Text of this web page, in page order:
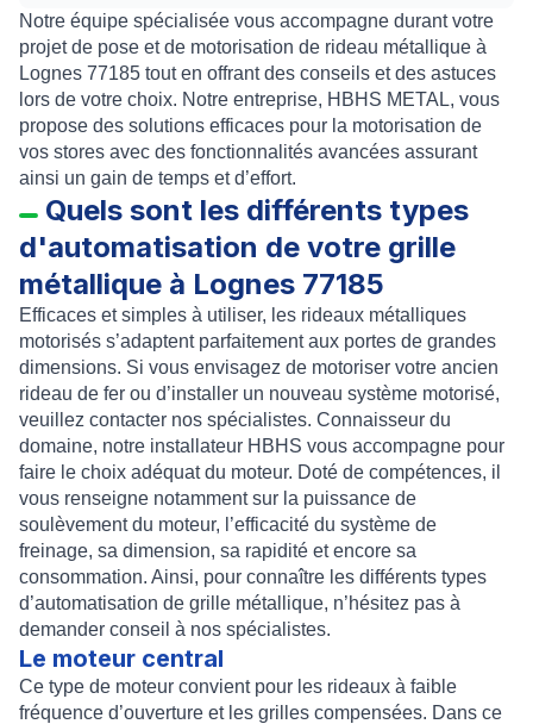
Notre équipe spécialisée vous accompagne durant votre
projet de pose et de motorisation de rideau métallique à
Lognes 77185 tout en offrant des conseils et des astuces
lors de votre choix. Notre entreprise, HBHS METAL, vous
propose des solutions efficaces pour la motorisation de
vos stores avec des fonctionnalités avancées assurant
ainsi un gain de temps et d’effort.
Quels sont les différents types
d'automatisation de votre grille
métallique à Lognes 77185
Efficaces et simples à utiliser, les rideaux métalliques
motorisés s’adaptent parfaitement aux portes de grandes
dimensions. Si vous envisagez de motoriser votre ancien
rideau de fer ou d’installer un nouveau système motorisé,
veuillez contacter nos spécialistes. Connaisseur du
domaine, notre installateur HBHS vous accompagne pour
faire le choix adéquat du moteur. Doté de compétences, il
vous renseigne notamment sur la puissance de
soulèvement du moteur, l’efficacité du système de
freinage, sa dimension, sa rapidité et encore sa
consommation. Ainsi, pour connaître les différents types
d’automatisation de grille métallique, n’hésitez pas à
demander conseil à nos spécialistes.
Le moteur central
Ce type de moteur convient pour les rideaux à faible
fréquence d’ouverture et les grilles compensées. Dans ce